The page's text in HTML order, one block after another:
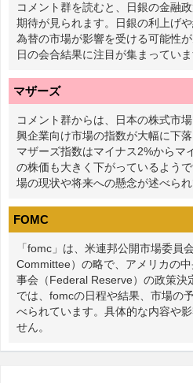
コメント群を読むと、日銀の金融
期待が見られます。日銀の利上げ
為替の市場が影響を受ける可能性
日の会合結果に注目が集まっていま
マザーズ
コメント群からは、日本の株式市
興企業向け市場の指数が大幅に下
マザーズ指数はマイナス2%からマ
の株価も大きく下がっているよう
場の現状や将来への懸念が述べられ
FOMC
「fomc」は、米連邦公開市場委員
Committee）の略で、アメリカの
事会（Federal Reserve）の政策決
では、fomcの日程や結果、市場の
べられています。具体的な内容や
せん。